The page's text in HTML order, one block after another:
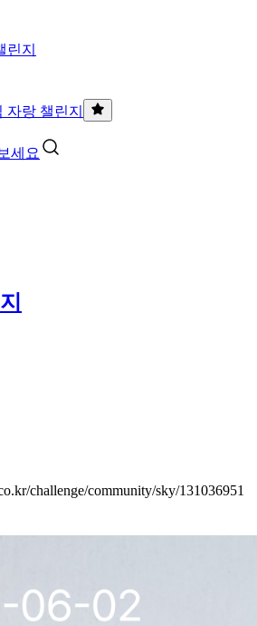
린지
자랑 챌린지
세요
challenge/community/sky/131036951